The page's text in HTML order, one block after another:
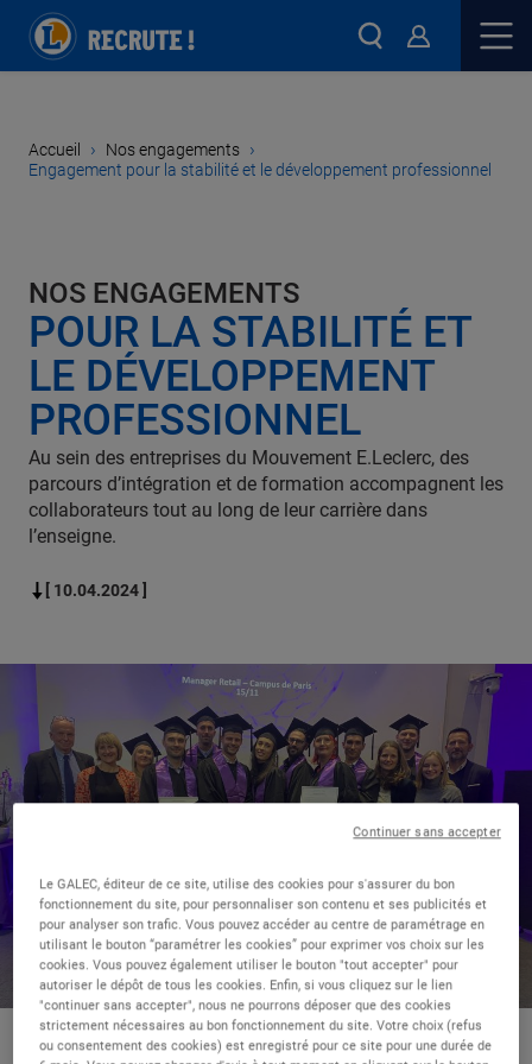
Accueil › Nos engagements ›
Engagement pour la stabilité et le développement professionnel
NOS ENGAGEMENTS
POUR LA STABILITÉ ET
LE DÉVELOPPEMENT
PROFESSIONNEL
Au sein des entreprises du Mouvement E.Leclerc, des
parcours d’intégration et de formation accompagnent les
collaborateurs tout au long de leur carrière dans
l’enseigne.
[ 10.04.2024 ]
Le GALEC, éditeur de ce site, utilise des cookies pour s'assurer du bon
fonctionnement du site, pour personnaliser son contenu et ses publicités et
pour analyser son trafic. Vous pouvez accéder au centre de paramétrage en
utilisant le bouton “paramétrer les cookies” pour exprimer vos choix sur les
cookies. Vous pouvez également utiliser le bouton "tout accepter" pour
autoriser le dépôt de tous les cookies. Enfin, si vous cliquez sur le lien
"continuer sans accepter", nous ne pourrons déposer que des cookies
strictement nécessaires au bon fonctionnement du site. Votre choix (refus
ou consentement des cookies) est enregistré pour ce site pour une durée de
Continuer sans accepter